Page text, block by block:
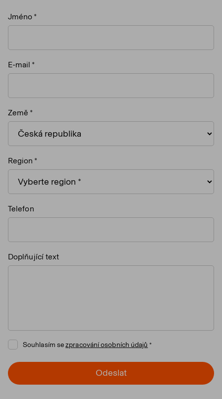
Jméno
E-mail
Země
Region
Telefon
Doplňující text
Souhlasím sezpracování osobních údajů
Odeslat